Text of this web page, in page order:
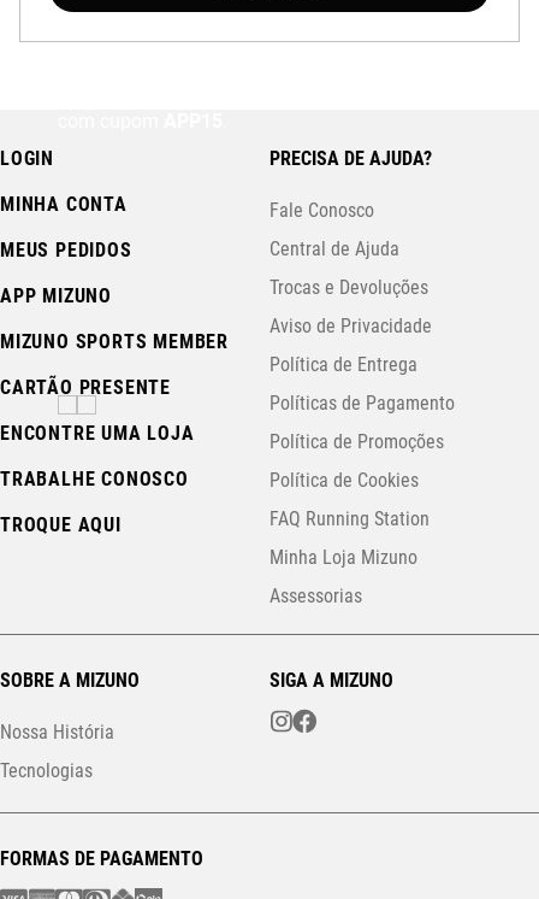
LOGIN
MINHA CONTA
MEUS PEDIDOS
APP MIZUNO
MIZUNO SPORTS MEMBER
CARTÃO PRESENTE
ENCONTRE UMA LOJA
TRABALHE CONOSCO
TROQUE AQUI
PRECISA DE AJUDA?
Fale Conosco
Central de Ajuda
Trocas e Devoluções
Aviso de Privacidade
Política de Entrega
Políticas de Pagamento
Política de Promoções
Política de Cookies
FAQ Running Station
Minha Loja Mizuno
Assessorias
SOBRE A MIZUNO
Nossa História
Tecnologias
SIGA A MIZUNO
FORMAS DE PAGAMENTO